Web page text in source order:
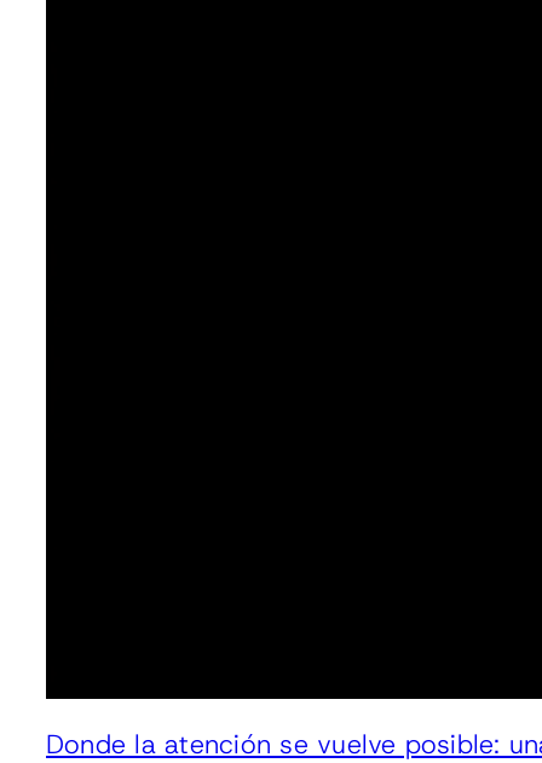
Donde la atención se vuelve posible: